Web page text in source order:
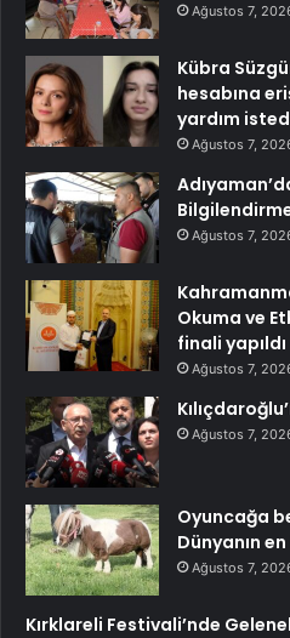
Ağustos 7,
Kübra
hesabına
yardım
Ağustos 7,
Ağustos 7,
Okuma ve
finali yapıldı
Ağustos 7,
Ağustos 7,
Oyuncağa
Dünyanın
Ağustos 7,
Kırklareli Festivali’nde